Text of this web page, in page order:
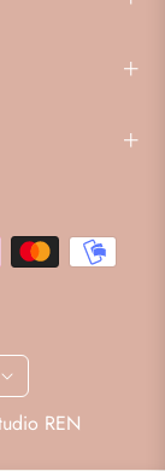
REN